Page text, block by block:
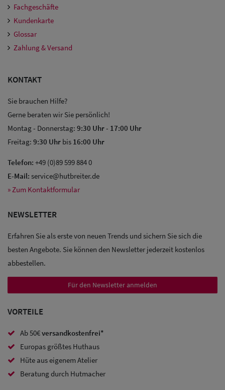
Baseball
Caps
Sale: Army
Caps
Sale:
Trucker
Caps
Sale: Caps
Fachgeschäfte
Kundenkarte
Glossar
Zahlung & Versand
KONTAKT
Sie brauchen Hilfe?
Gerne beraten wir Sie persönlich!
Montag - Donnerstag: 9:30 Uhr- 17:00 Uhr
Freitag: 9:30 Uhr bis 16:00 Uhr
Telefon: +49 (0)89 599 884 0
E-Mail: service@hutbreiter.de
» Zum Kontaktformular
NEWSLETTER
Erfahren Sie als erste von neuen Trends und sichern Sie sich die
besten Angebote. Sie können den Newsletter jederzeit kostenlos
abbestellen.
Für den Newsletter anmelden
VORTEILE
Ab 50€versandkostenfrei*
Europas größtes Huthaus
Hüte aus eigenem Atelier
Beratung durch Hutmacher